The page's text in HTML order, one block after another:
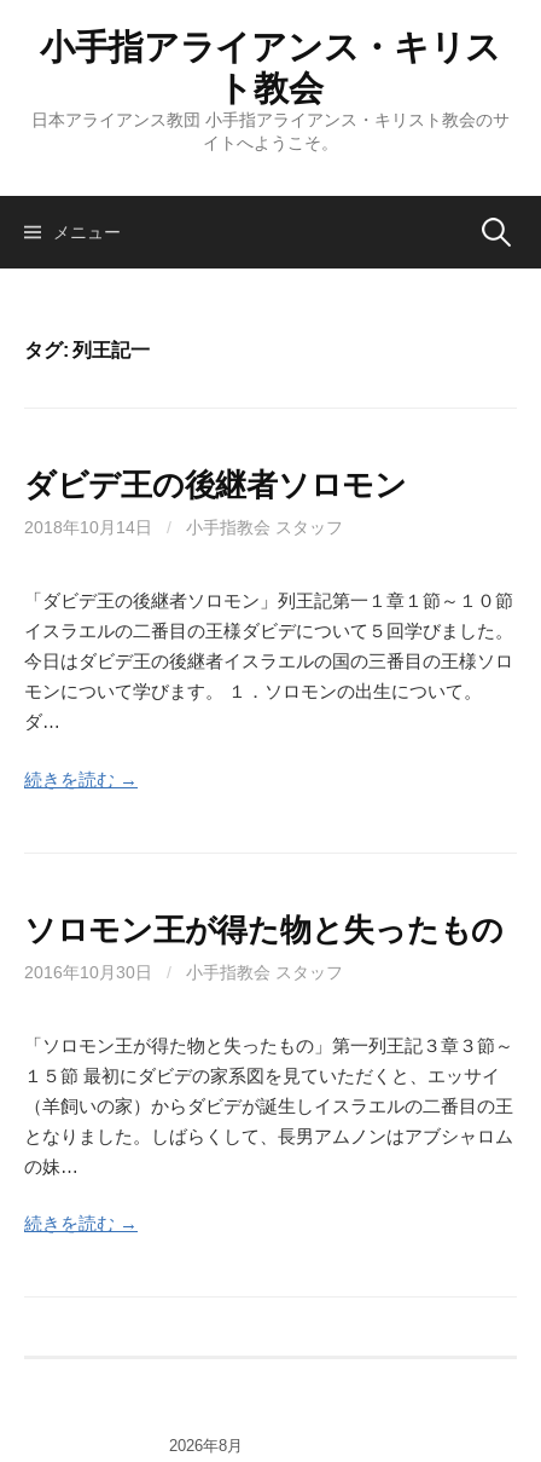
ス
小手指アライアンス・キリス
ト教会
日本アライアンス教団 小手指アライアンス・キリスト教会のサ
イトへようこそ。
メニュー 検
タグ:列王記一
ダビデ王の後継者ソロモン
2018年10月14日 / 小手指教会 スタッフ
「ダビデ王の後継者ソロモン」列王記第一１章１節～１０節
イスラエルの二番目の王様ダビデについて５回学びました。
今日はダビデ王の後継者イスラエルの国の三番目の王様ソロ
モンについて学びます。 １．ソロモンの出生について。
ダ…
続きを読む →
ソロモン王が得た物と失ったもの
2016年10月30日 / 小手指教会 スタッフ
「ソロモン王が得た物と失ったもの」第一列王記３章３節～
１５節 最初にダビデの家系図を見ていただくと、エッサイ
（羊飼いの家）からダビデが誕生しイスラエルの二番目の王
となりました。しばらくして、長男アムノンはアブシャロム
の妹…
続きを読む →
2026年8月